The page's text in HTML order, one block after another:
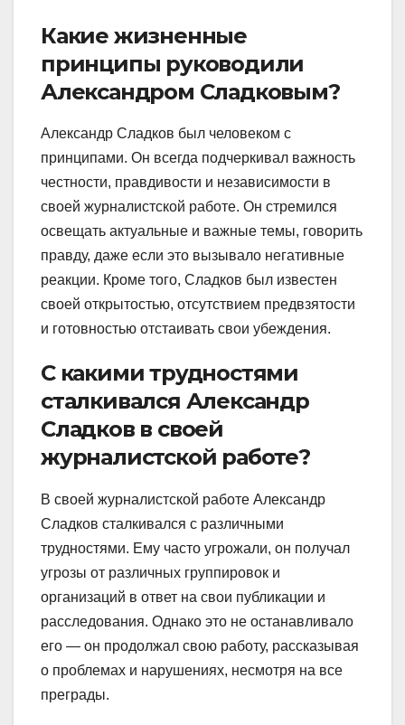
Какие жизненные
принципы руководили
Александром Сладковым?
Александр Сладков был человеком с
принципами. Он всегда подчеркивал важность
честности, правдивости и независимости в
своей журналистской работе. Он стремился
освещать актуальные и важные темы, говорить
правду, даже если это вызывало негативные
реакции. Кроме того, Сладков был известен
своей открытостью, отсутствием предвзятости
и готовностью отстаивать свои убеждения.
С какими трудностями
сталкивался Александр
Сладков в своей
журналистской работе?
В своей журналистской работе Александр
Сладков сталкивался с различными
трудностями. Ему часто угрожали, он получал
угрозы от различных группировок и
организаций в ответ на свои публикации и
расследования. Однако это не останавливало
его — он продолжал свою работу, рассказывая
о проблемах и нарушениях, несмотря на все
преграды.